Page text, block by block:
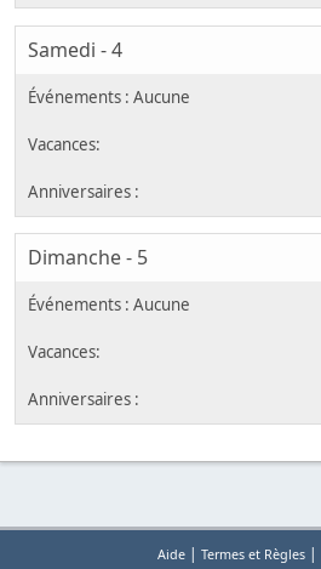
Samedi - 4
Dimanche - 5
Aide| Termes et Règles|